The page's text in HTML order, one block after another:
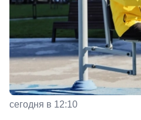
сегодня в 12:10